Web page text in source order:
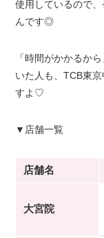
使用しているので
んです◎
「時間がかかるか
いた人も、TCB東
すよ♡
▼店舗一覧
店舗名
大宮院